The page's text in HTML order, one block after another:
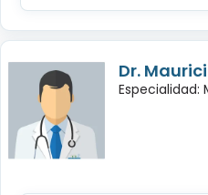
Dr.
Especialidad: